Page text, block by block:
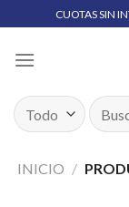
to
content
CUOTAS SIN
Buscar
por:
INICIO /